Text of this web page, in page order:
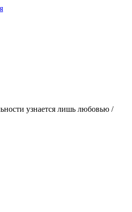
узнается лишь любовью /